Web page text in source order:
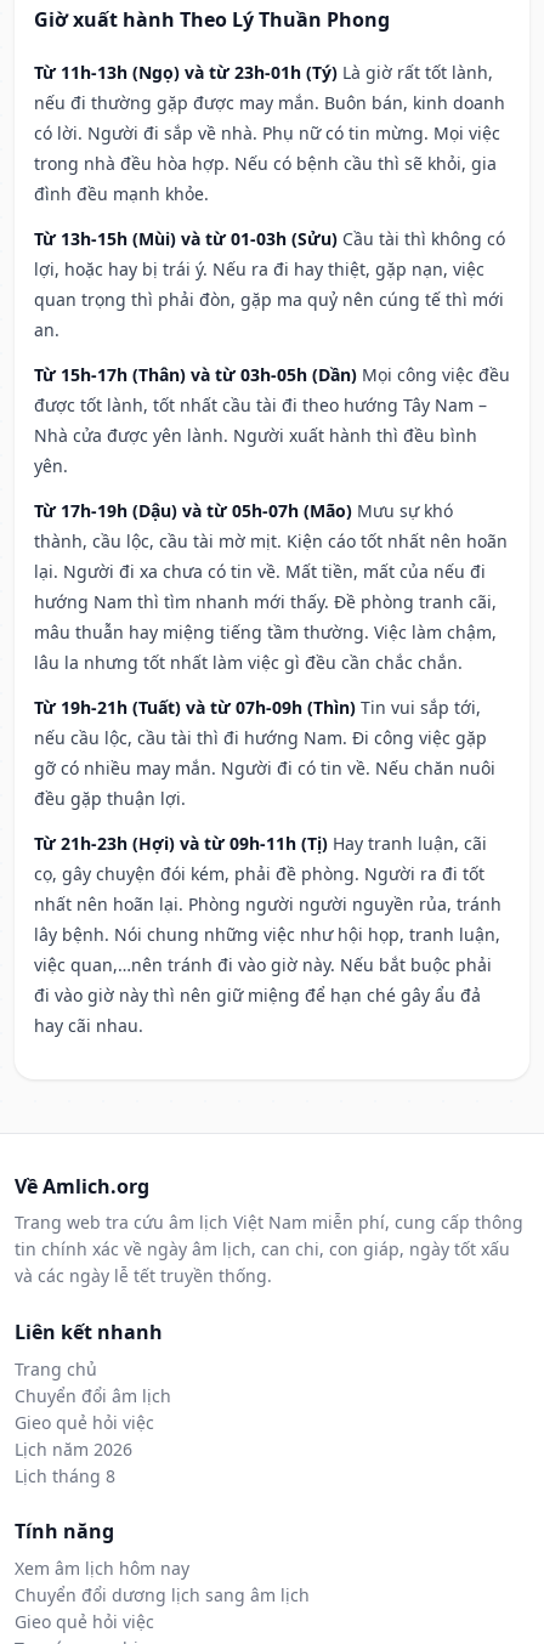
Giờ xuất hành Theo Lý Thuần Phong
Từ 11h-13h (Ngọ) và từ 23h-01h (Tý) Là giờ rất tốt lành,
nếu đi thường gặp được may mắn. Buôn bán, kinh doanh
có lời. Người đi sắp về nhà. Phụ nữ có tin mừng. Mọi việc
trong nhà đều hòa hợp. Nếu có bệnh cầu thì sẽ khỏi, gia
đình đều mạnh khỏe.
Từ 13h-15h (Mùi) và từ 01-03h (Sửu) Cầu tài thì không có
lợi, hoặc hay bị trái ý. Nếu ra đi hay thiệt, gặp nạn, việc
quan trọng thì phải đòn, gặp ma quỷ nên cúng tế thì mới
an.
Từ 15h-17h (Thân) và từ 03h-05h (Dần) Mọi công việc đều
được tốt lành, tốt nhất cầu tài đi theo hướng Tây Nam –
Nhà cửa được yên lành. Người xuất hành thì đều bình
yên.
Từ 17h-19h (Dậu) và từ 05h-07h (Mão) Mưu sự khó
thành, cầu lộc, cầu tài mờ mịt. Kiện cáo tốt nhất nên hoãn
lại. Người đi xa chưa có tin về. Mất tiền, mất của nếu đi
hướng Nam thì tìm nhanh mới thấy. Đề phòng tranh cãi,
mâu thuẫn hay miệng tiếng tầm thường. Việc làm chậm,
lâu la nhưng tốt nhất làm việc gì đều cần chắc chắn.
Từ 19h-21h (Tuất) và từ 07h-09h (Thìn) Tin vui sắp tới,
nếu cầu lộc, cầu tài thì đi hướng Nam. Đi công việc gặp
gỡ có nhiều may mắn. Người đi có tin về. Nếu chăn nuôi
đều gặp thuận lợi.
Từ 21h-23h (Hợi) và từ 09h-11h (Tị) Hay tranh luận, cãi
cọ, gây chuyện đói kém, phải đề phòng. Người ra đi tốt
nhất nên hoãn lại. Phòng người người nguyền rủa, tránh
lây bệnh. Nói chung những việc như hội họp, tranh luận,
việc quan,…nên tránh đi vào giờ này. Nếu bắt buộc phải
đi vào giờ này thì nên giữ miệng để hạn ché gây ẩu đả
hay cãi nhau.
Về Amlich.org
Trang web tra cứu âm lịch Việt Nam miễn phí, cung cấp thông
tin chính xác về ngày âm lịch, can chi, con giáp, ngày tốt xấu
và các ngày lễ tết truyền thống.
Liên kết nhanh
Trang chủ
Chuyển đổi âm lịch
Gieo quẻ hỏi việc
Lịch năm 2026
Lịch tháng 8
Tính năng
Xem âm lịch hôm nay
Chuyển đổi dương lịch sang âm lịch
Gieo quẻ hỏi việc